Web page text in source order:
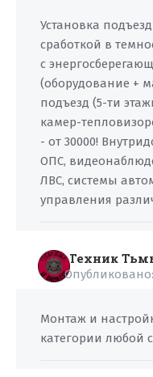
Установка
сработкой в
с
(оборудование +
подъезд (5-ти
камер-
- от 30000!
ОПС,
ЛВС, системы
управления
Техник
Опубликовано:
Монтаж и
категории любой